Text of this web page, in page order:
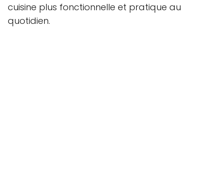
cuisine plus fonctionnelle et pratique au
quotidien.